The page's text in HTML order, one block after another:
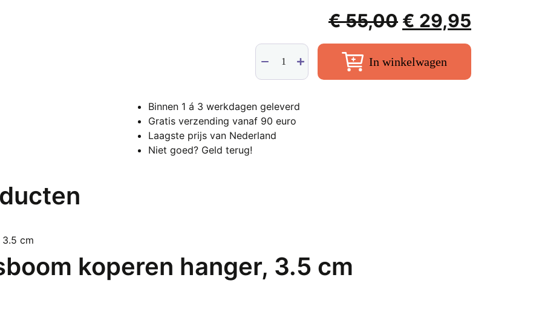
€55,00 Oorspronkelijke
prijs
was:
€ 55,00.
€ 29,95
€
Ring
'Leaf'
Peridoot,
sterling
zilver,
verstelbaar
In winkelwagen
Binnen 1 á 3 werkdagen geleverd
Gratis verzending vanaf 90 euro
Laagste prijs van Nederland
Niet goed? Geld terug!
koperen hanger, 3.5 cm